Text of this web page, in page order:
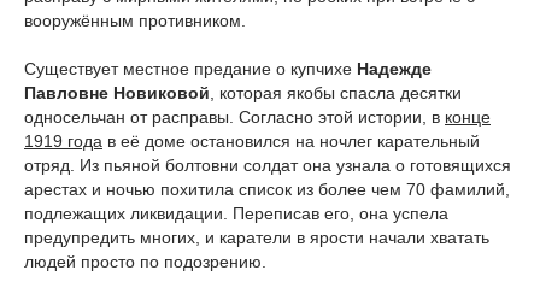
вооружённым противником.
Существует местное предание о купчихе Надежде
Павловне Новиковой , которая якобы спасла десятки
односельчан от расправы. Согласно этой истории, в конце
1919 года в её доме остановился на ночлег карательный
отряд. Из пьяной болтовни солдат она узнала о готовящихся
арестах и ночью похитила список из более чем 70 фамилий,
подлежащих ликвидации. Переписав его, она успела
предупредить многих, и каратели в ярости начали хватать
людей просто по подозрению.